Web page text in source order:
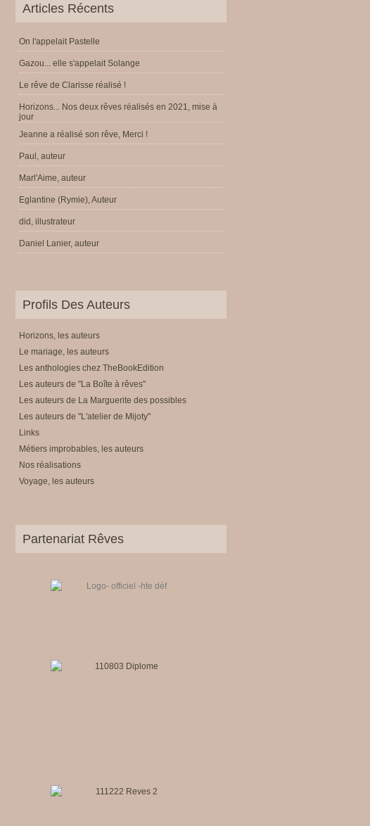
Articles Récents
On l'appelait Pastelle
Gazou... elle s'appelait Solange
Le rêve de Clarisse réalisé !
Horizons... Nos deux rêves réalisés en 2021, mise à
jour
Jeanne a réalisé son rêve, Merci !
Paul, auteur
Marl'Aime, auteur
Eglantine (Rymie), Auteur
did, illustrateur
Daniel Lanier, auteur
Profils Des Auteurs
Horizons, les auteurs
Le mariage, les auteurs
Les anthologies chez TheBookEdition
Les auteurs de "La Boîte à rêves"
Les auteurs de La Marguerite des possibles
Les auteurs de "L'atelier de Mijoty"
Links
Métiers improbables, les auteurs
Nos réalisations
Voyage, les auteurs
Partenariat Rêves